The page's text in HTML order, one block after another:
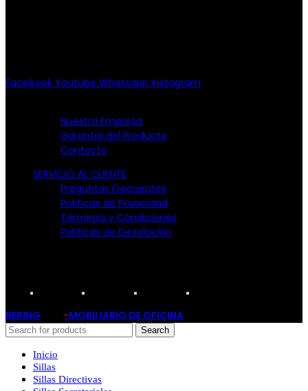
Facebook Youtube Whatsapp Instagram
Nuestra Empresa
Garantía del Producto
Contacto
SERVICIO AL CLIENTE
Preguntas Frecuentes
Políticas de Privacidad
Términos y Condiciones
Políticas de Devolución
BERING -MOBILIARIO DE OFICINA
Search
Inicio
Sillas
Sillas Directivas